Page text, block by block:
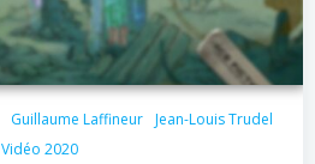
Guillaume Laffineur Jean-Louis Trudel
Vidéo 2020